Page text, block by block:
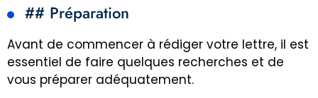
## Préparation
Avant de commencer à rédiger votre lettre, il est
essentiel de faire quelques recherches et de
vous préparer adéquatement.